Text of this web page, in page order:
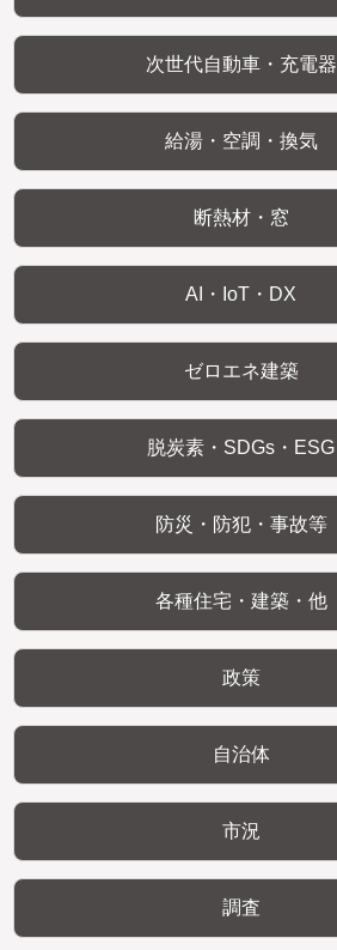
次世代自動車・充電器
給湯・空調・換気
断熱材・窓
AI・IoT・DX
ゼロエネ建築
脱炭素・SDGs・ESG
防災・防犯・事故等
各種住宅・建築・他
政策
自治体
市況
調査